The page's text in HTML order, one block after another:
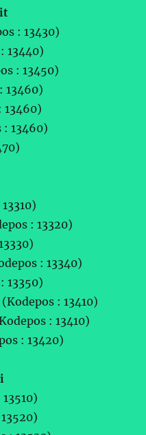
: 13430)
13440)
: 13450)
13460)
13460)
13460)
: 13320)
: 13340)
13350)
: 13410)
: 13410)
: 13420)